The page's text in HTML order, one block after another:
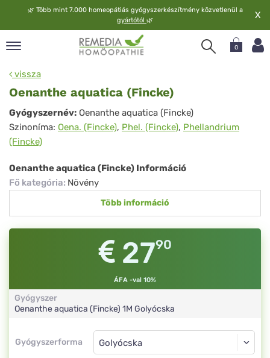
🌿 Több mint 7.000 homeopátiás gyógyszerkészítmény közvetlenül a
gyártótól 🌿 X
0
vissza
Oenanthe aquatica (Fincke)
Oenanthe
aquatica
(Fincke)
Gyógyszernév: Oenanthe aquatica (Fincke)
Szinoníma: Oena. (Fincke), Phel. (Fincke), Phellandrium
(Fincke)
Oenanthe aquatica (Fincke) Információ
Fő kategória: Növény
Több információ
2790
ÁFA -val 10%
Gyógyszer
Oenanthe aquatica (Fincke) 1M Golyócska
Gyógyszerforma
Gyógyszerforma